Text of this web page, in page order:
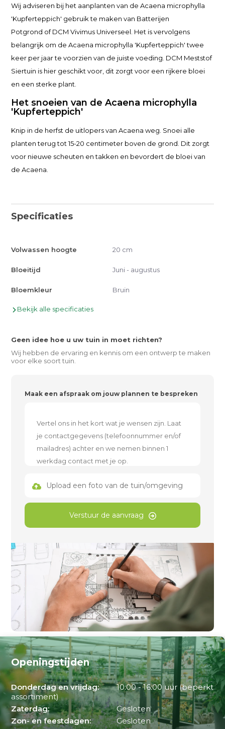
Wij adviseren bij het aanplanten van de Acaena microphylla
'Kupferteppich' gebruik te maken van Batterijen
Potgrond of DCM Vivimus Universeel. Het is vervolgens
belangrijk om de Acaena microphylla 'Kupferteppich' twee
keer per jaar te voorzien van de juiste voeding. DCM Meststof
Siertuin is hier geschikt voor, dit zorgt voor een rijkere bloei
en een sterke plant.
Het snoeien van de Acaena microphylla
'Kupferteppich'
Knip in de herfst de uitlopers van Acaena weg. Snoei alle
planten terug tot 15-20 centimeter boven de grond. Dit zorgt
voor nieuwe scheuten en takken en bevordert de bloei van
de Acaena.
Specificaties
Volwassen hoogte 20 cm
Bloeitijd Juni - augustus
Bloemkleur Bruin
Bekijk alle specificaties
Geen idee hoe u uw tuin in moet richten?
Wij hebben de ervaring en kennis om een ontwerp te maken
voor elke soort tuin.
Maak een afspraak om jouw plannen te bespreken
Upload een foto van de tuin/omgeving
Verstuur de aanvraag
Openingstijden
Donderdag en vrijdag:
10:00 - 16:00 uur (beperkt
assortiment)
Zaterdag:
Gesloten
Zon- en feestdagen:
Gesloten